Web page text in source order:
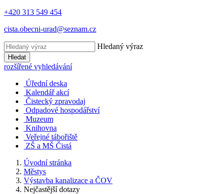
+420 313 549 454
cista.obecni-urad@seznam.cz
Hledaný výraz
Hledat
rozšířené vyhledávání
Úřední deska
Kalendář akcí
Čistecký zpravodaj
Odpadové hospodářství
Muzeum
Knihovna
Veřejné tábořiště
ZŠ a MŠ Čistá
Úvodní stránka
Městys
Výstavba kanalizace a ČOV
Nejčastější dotazy